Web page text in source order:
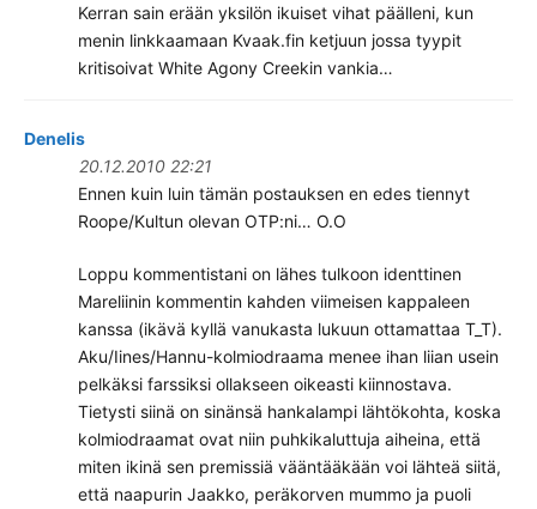
Kerran sain erään yksilön ikuiset vihat päälleni, kun
menin linkkaamaan Kvaak.fin ketjuun jossa tyypit
kritisoivat White Agony Creekin vankia…
Denelis
20.12.2010 22:21
Ennen kuin luin tämän postauksen en edes tiennyt
Roope/Kultun olevan OTP:ni… O.O
Loppu kommentistani on lähes tulkoon identtinen
Mareliinin kommentin kahden viimeisen kappaleen
kanssa (ikävä kyllä vanukasta lukuun ottamattaa T_T).
Aku/Iines/Hannu-kolmiodraama menee ihan liian usein
pelkäksi farssiksi ollakseen oikeasti kiinnostava.
Tietysti siinä on sinänsä hankalampi lähtökohta, koska
kolmiodraamat ovat niin puhkikaluttuja aiheina, että
miten ikinä sen premissiä vääntääkään voi lähteä siitä,
että naapurin Jaakko, peräkorven mummo ja puoli